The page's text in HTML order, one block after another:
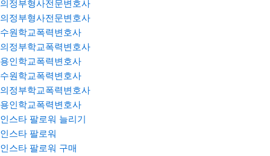
의정부형사전문변호사
의정부형사전문변호사
수원학교폭력변호사
의정부학교폭력변호사
용인학교폭력변호사
수원학교폭력변호사
의정부학교폭력변호사
용인학교폭력변호사
인스타 팔로워 늘리기
인스타 팔로워
인스타 팔로워 구매